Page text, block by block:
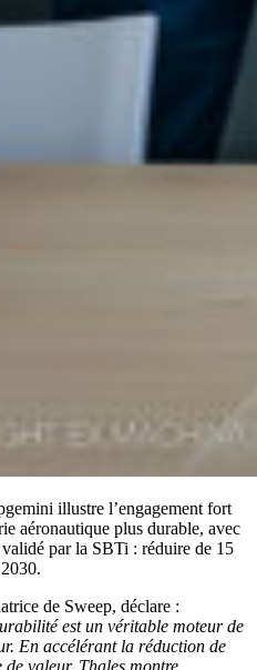
illustre l’engagement fort
aéronautique plus durable, avec
par la SBTi : réduire de 15
de Sweep, déclare :
est un véritable moteur de
En accélérant la réduction de
de valeur, Thales montre